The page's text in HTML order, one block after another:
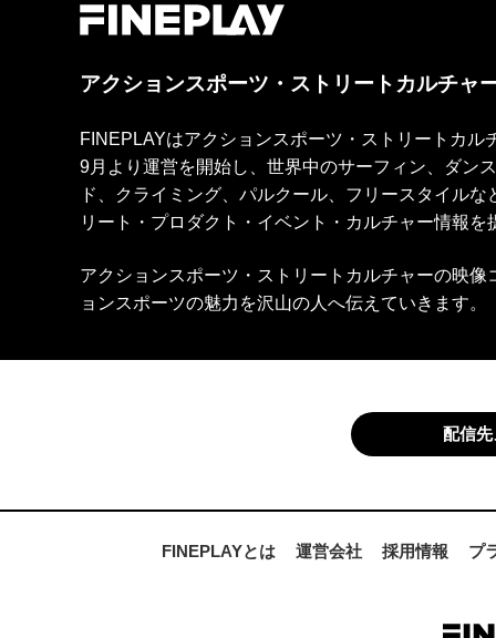
アクションスポーツ・ストリートカルチャ
FINEPLAYはアクションスポーツ・ストリートカ
9月より運営を開始し、世界中のサーフィン、ダン
ド、クライミング、パルクール、フリースタイル
リート・プロダクト・イベント・カルチャー情報を
アクションスポーツ・ストリートカルチャーの映
ョンスポーツの魅力を沢山の人へ伝えていきます。
配信
FINEPLAYとは 運営会社 採用情報 プ